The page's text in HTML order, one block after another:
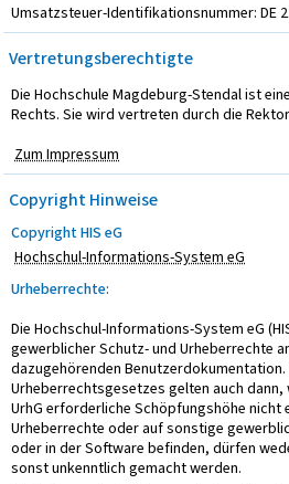
Umsatzsteuer-Identifikationsnummer: DE
Vertretungsberechtigte
Die Hochschule Magdeburg-Stendal ist
Rechts. Sie wird vertreten durch die
Zum Impressum
Copyright Hinweise
Copyright HIS eG
Hochschul-Informations-System eG
Urheberrechte:
Die Hochschul-Informations-System eG
gewerblicher Schutz- und Urheberrechte
dazugehörenden Benutzerdokumentation.
Urheberrechtsgesetzes gelten auch dann,
UrhG erforderliche Schöpfungshöhe nicht
Urheberrechte oder auf sonstige
oder in der Software befinden, dürfen
sonst unkenntlich gemacht werden.